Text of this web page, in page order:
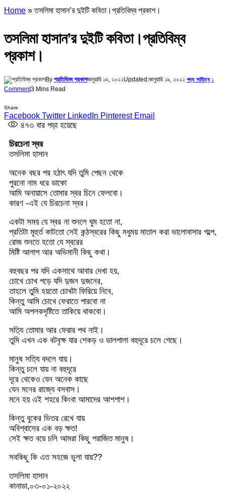
Home »তসলিমা হাসান’র দুইটি কবিতা।প্রতিবিম্ব প্রকাশ।
তসলিমা হাসান’র দুইটি কবিতা।প্রতিবিম্ব
প্রকাশ।
By প্রতিবিম্ব প্রকাশজানুয়ারি ১৯, ২০২২Updated:জানুয়ারি ১৯, ২০২২ পদ্য সাহিত্য ১
Comment3 Mins Read
Share
Facebook Twitter LinkedIn Pinterest Email
৪৭৩ বার পড়া হয়েছে
চিরচেনা স্বর
তসলিমা হাসান
অনেক বছর পর হঠাৎ যদি তুমি পেছন থেকে
পুরনো নাম ধরে ডাকো
আমি অনায়াসে তোমার স্বর চিনে ফেলবো।
কারণ -এই যে চিরচেনা স্বর।
একটা সময় যে স্বর না শুনলে ঘুম হতো না,
প্রতিটা মূহুর্ত কাটতো সেই কন্ঠস্বরের কিছু মধুময় মাতাল করা ভালোবাসার গল্পে,
রোজ শুনতে হতো যে স্বরের
মিষ্টি আলাপ আর অভিমানী কিছু কথা।
বহুবছর পর যদি একসাথে আবার দেখা হয়,
চোখে চোখ পড়ে যদি দুজন দুজনের,
তাহলে তুমি হয়তো চোখটা ফিরিয়ে নিবে,
কিন্তু আমি চোখে ফেরাতে পারবো না
আমি অপলকদৃষ্টিতে তাকিয়ে থাকবো।
সত্যি তোমার আর ফেরার পথ নাই।
তুমি এখন এক বটবৃক্ষ যার শেকড় ও ডালপালা বহুদূরে চলে গেছে।
মানুষ সত্যি বদলে যায়।
কিন্তু চলে যায় না বহুদূরে
দূরে থেকেও যেন অনেক কাছে
যেন মনের রাজ্যে বসবাস।
মনে হয় এই শহরে কিংবা আমাদের আশপাশ।
কিন্তু বুকের ভিতর রেখে যায়
অবিশ্বাসের এক বড় ক্ষত!
সেই ক্ষত বয়ে চলি আমরা কিছু পরাজিত মানুষ।
সবকিছু কি এত সহজে ভুলা যায়??
তসলিমা হাসান
কানাডা,০৩-০১-২০২২